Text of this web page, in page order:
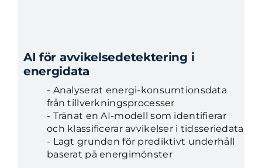
AI för avvikelsedetektering i
energidata
- Analyserat energi-konsumtionsdata
från tillverkningsprocesser
- Tränat en AI-modell som identifierar
och klassificerar avvikelser i tidsseriedata
- Lagt grunden för prediktivt underhåll
baserat på energimönster